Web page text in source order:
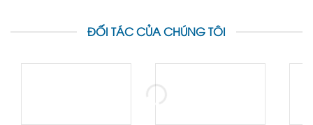
ĐỐI TÁC CỦA CHÚNG TÔI